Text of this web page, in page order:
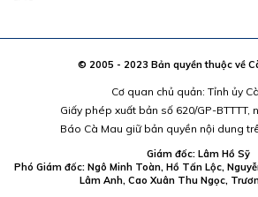
© 2005 - 2023 Bản quyền thuộc về
Cơ quan chủ quản: Tỉnh ủy
Giấy phép xuất bản số 620/GP-BTTTT,
Báo Cà Mau giữ bản quyền nội dung
Giám đốc: Lâm Hồ Sỹ
Phó Giám đốc: Ngô Minh Toàn, Hồ Tấn Lộc,
Lâm Anh, Cao Xuân Thu Ngọc,